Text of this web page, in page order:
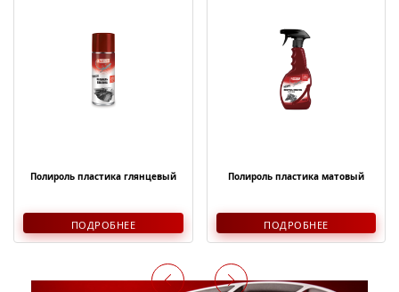
Полироль пластика глянцевый
ПОДРОБНЕЕ
Полироль пластика матовый
ПОДРОБНЕЕ